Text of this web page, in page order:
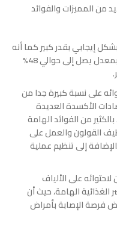
من المميزات والفوائد
إيجابي بقدر كبير كما أنه
يساعد في خفض مستوى السكر بالدم بمعدل يصل إلى حوالي 48%
على نسبة كبيرة جدا من
الأكسدة العديدة
من الفوائد الهامة
القولون والعمل على
إلى تنظيم عملية
على الألياف
الغذائية الهامة، حيث أن
فرصة الإصابة بأمراض